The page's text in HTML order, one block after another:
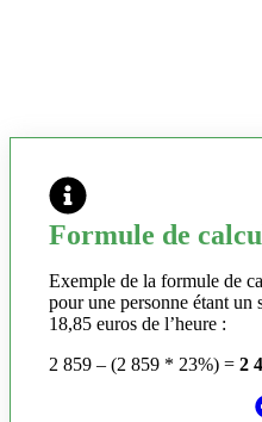
Formule de
Exemple de la formule de
pour une personne étant un
18,85 euros de l’heure :
2 859 – (2 859 * 23%) = 2